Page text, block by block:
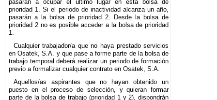
pasarán a ocupar el último lugar en esta bolsa de
prioridad 1. Si el periodo de inactividad alcanza un año,
pasarán a la bolsa de prioridad 2. Desde la bolsa de
prioridad 2 no es posible acceder a la bolsa de prioridad
1.
Cualquier trabajador/a que no haya prestado servicios
en Osatek, S.A. y que pase a forme parte de la bolsa de
trabajo temporal deberá realizar un periodo de formación
previo a formalizar cualquier contrato en Osatek, S.A.
Aquellos/as aspirantes que no hayan obtenido un
puesto en el proceso de selección, y quieran formar
parte de la bolsa de trabajo (prioridad 1 y 2), dispondrán